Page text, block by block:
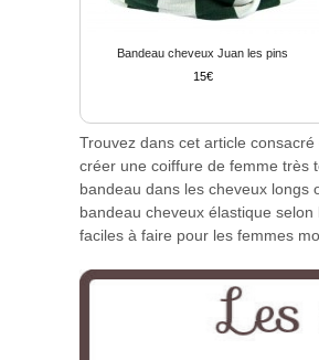
Bandeau cheveux Juan les pins
15
Trouvez dans cet article
créer une coiffure de femme très
bandeau dans les cheveux longs
bandeau cheveux élastique
faciles à faire pour les femmes